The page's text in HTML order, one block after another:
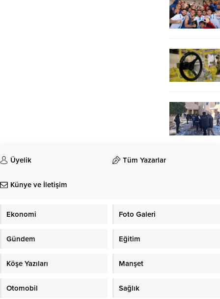
Üyelik Tüm Yazarlar
Künye ve İletişim
Ekonomi Foto Galeri
Gündem Eğitim
Köşe Yazıları Manşet
Otomobil Sağlık